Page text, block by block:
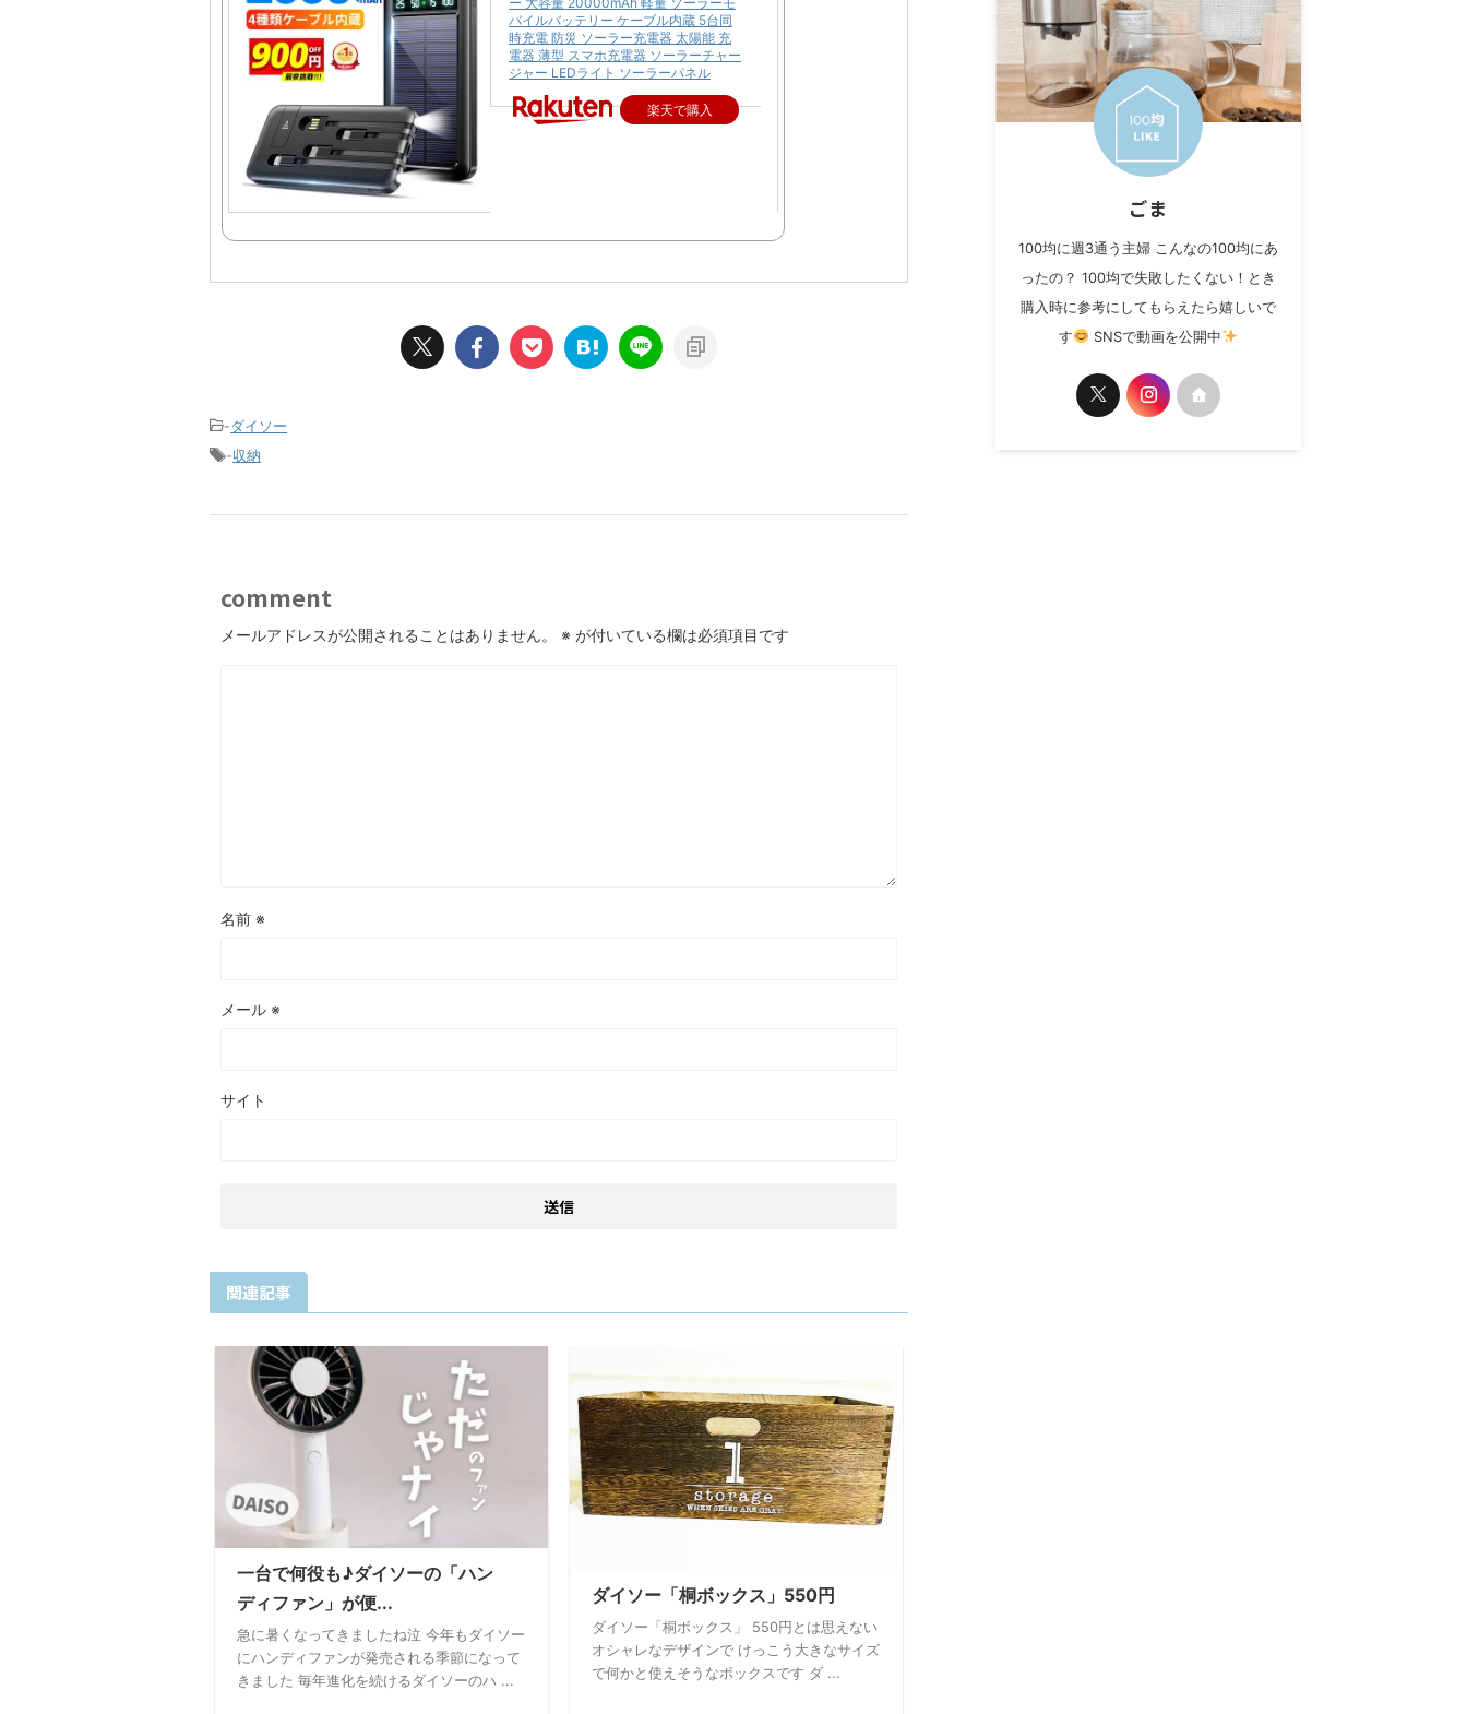
バイルバッテリー ケーブル内蔵 5台同
時充電 防災 ソーラー充電器 太陽能 充
電器 薄型 スマホ充電器 ソーラーチャー
ジャー LEDライト ソーラーパネル
楽天で購入
-ダイソー
-収納
comment
メールアドレスが公開されることはありません。 ※ が付いている欄は必須項目です
名前 ※
メール ※
サイト
関連記事
一台で何役も♪ダイソーの「ハン
ディファン」が便...
急に暑くなってきましたね泣 今年もダイソー
にハンディファンが発売される季節になって
きました 毎年進化を続けるダイソーのハ ...
ダイソー「桐ボックス」550円
ダイソー「桐ボックス」 550円とは思えない
オシャレなデザインで けっこう大きなサイズ
で何かと使えそうなボックスです ダ ...
ごま
100均に週3通う主婦 こんなの100均にあ
ったの？ 100均で失敗したくない！とき
購入時に参考にしてもらえたら嬉しいで
す
SNSで動画を公開中